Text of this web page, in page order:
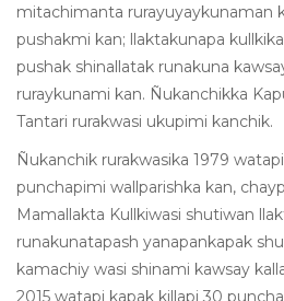
mitachimanta rurayuyaykunaman
pushakmi kan; llaktakunapa
pushak shinallatak runakuna
ruraykunami kan. Ñukanchikka
Tantari rurakwasi ukupimi kanchik.
Ñukanchik rurakwasika 1979
punchapimi wallparishka kan,
Mamallakta Kullkiwasi shutiwan
runakunatapash yanapankapak
kamachiy wasi shinami kawsay
2015 watapi kapak killapi 30